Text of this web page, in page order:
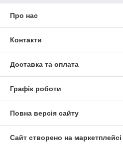
Про нас
Контакти
Доставка та оплата
Графік роботи
Повна версія сайту
Сайт створено на маркетплейсі